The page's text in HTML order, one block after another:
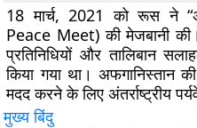
18 मार्च, 2021 को रूस ने
Peace Meet) की मेजबानी
प्रतिनिधियों और तालिबान
किया गया था। अफगानिस्तान
मदद करने के लिए अंतर्राष्ट्रीय
मुख्य बिंदु